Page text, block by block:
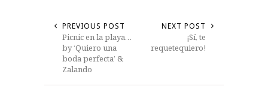
PREVIOUS POST
Picnic en la playa…
by ‘Quiero una
boda perfecta’ &
Zalando
NEXT POST
¡Sí, te
requetequiero!